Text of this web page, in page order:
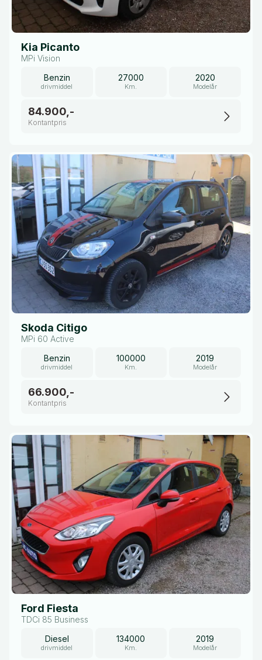
Kia Picanto
MPi Vision
Benzin
drivmiddel
27000
Km.
2020
Modelår
84.900,-
Kontantpris
Skoda Citigo
MPi 60 Active
Benzin
drivmiddel
100000
Km.
2019
Modelår
66.900,-
Kontantpris
Ford Fiesta
TDCi 85 Business
Diesel
drivmiddel
134000
Km.
2019
Modelår